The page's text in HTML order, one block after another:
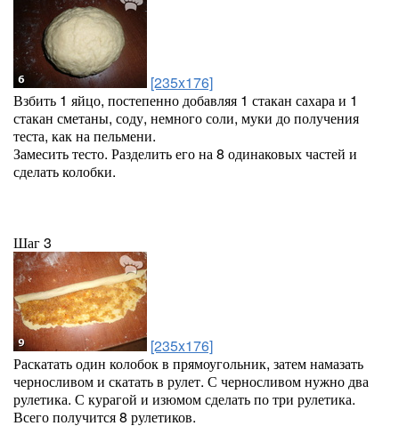
[235x176]
Взбить 1 яйцо, постепенно добавляя 1 стакан сахара и 1
стакан сметаны, соду, немного соли, муки до получения
теста, как на пельмени.
Замесить тесто. Разделить его на 8 одинаковых частей и
сделать колобки.
Шаг 3
[235x176]
Раскатать один колобок в прямоугольник, затем намазать
черносливом и скатать в рулет. С черносливом нужно два
рулетика. С курагой и изюмом сделать по три рулетика.
Всего получится 8 рулетиков.